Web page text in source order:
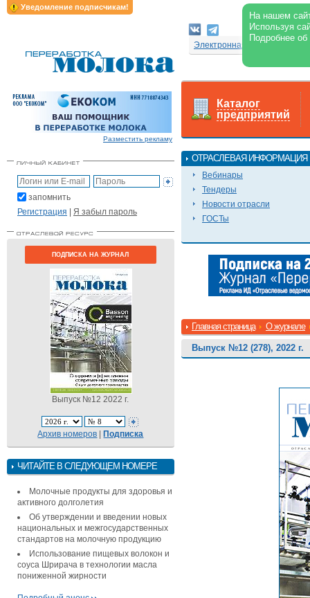
Уведомление подписчикам!
На нашем
Используя
Подробнее
Электронная версия
Разместить рекламу
запомнить
Регистрация | Я забыл пароль
ПОДПИСКА НА ЖУРНАЛ
Выпуск №12 2022 г.
Архив номеров |Подписка
ЧИТАЙТЕ В СЛЕДУЮЩЕМ НОМЕРЕ
Молочные продукты для здоровья и
активного долголетия
Об утверждении и введении новых
национальных и межгосударственных
стандартов на молочную продукцию
Использование пищевых волокон и
соуса Шрирача в технологии масла
пониженной жирности
Каталог
предприятий
ОТРАСЛЕВАЯ ИНФОРМАЦИЯ
Вебинары
Тендеры
Новости отрасли
ГОСТы
Главная страница О журнале
Выпуск №12 (278), 2022 г.